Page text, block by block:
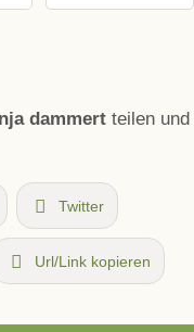
dammert teilen und
Twitter
Url/Link kopieren